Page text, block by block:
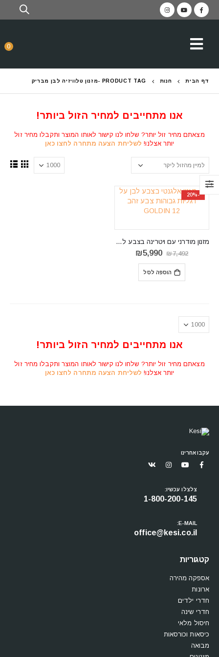
0
דף הבית חנות PRODUCT TAG - מזנון טלוויזיה לבן מבריק
אנו מתחייבים למחיר הזול ביותר!
מצאתם מחיר זול יותר? שלחו לנו קישור לאותו המוצר ותקבלו מחיר זול
יותר אצלנו! לשליחת הצעה מתחרה לחצו כאן
-20%
מזנון מודרני עם ויטרינה בצבע לבן דגם GOLDIN 12
₪7,492
המחיר
המקורי
היה:
₪7,492.
₪5,990
הוספה לסל
אנו מתחייבים למחיר הזול ביותר!
מצאתם מחיר זול יותר? שלחו לנו קישור לאותו המוצר ותקבלו מחיר זול
יותר אצלנו! לשליחת הצעה מתחרה לחצו כאן
עקבו אחרינו
צלצלו עכשיו:
1-800-200-145
E-MAIL:
office@kesi.co.il
קטגוריות
אספקה מהירה
ארונות
חדרי ילדים
חדרי שינה
חיסול מלאי
כיסאות וכורסאות
מבואה